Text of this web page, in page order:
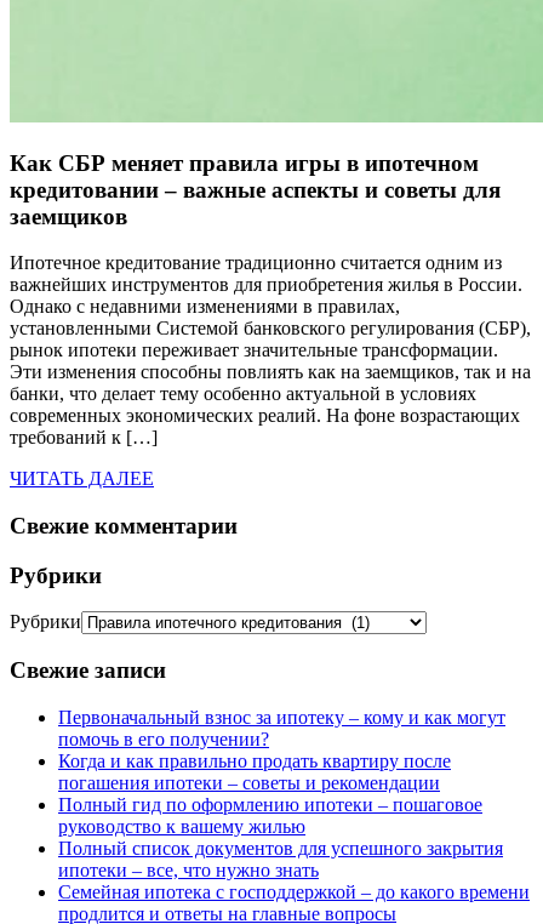
Как СБР меняет правила игры в ипотечном
кредитовании – важные аспекты и советы для
заемщиков
Ипотечное кредитование традиционно считается одним из
важнейших инструментов для приобретения жилья в России.
Однако с недавними изменениями в правилах,
установленными Системой банковского регулирования (СБР),
рынок ипотеки переживает значительные трансформации.
Эти изменения способны повлиять как на заемщиков, так и на
банки, что делает тему особенно актуальной в условиях
современных экономических реалий. На фоне возрастающих
требований к […]
ЧИТАТЬ ДАЛЕЕ
Свежие комментарии
Рубрики
Рубрики
Свежие записи
Первоначальный взнос за ипотеку – кому и как могут
помочь в его получении?
Когда и как правильно продать квартиру после
погашения ипотеки – советы и рекомендации
Полный гид по оформлению ипотеки – пошаговое
руководство к вашему жилью
Полный список документов для успешного закрытия
ипотеки – все, что нужно знать
Семейная ипотека с господдержкой – до какого времени
продлится и ответы на главные вопросы